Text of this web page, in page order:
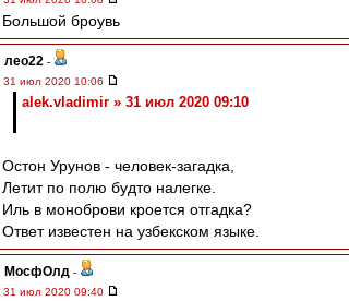
Большой броувь
лео22 -
31 июл 2020 10:06
alek.vladimir » 31 июл 2020 09:10
Остон Урунов - человек-загадка,
Летит по полю будто налегке.
Иль в моноброви кроется отгадка?
Ответ известен на узбекском языке.
МосфОлд -
31 июл 2020 09:40